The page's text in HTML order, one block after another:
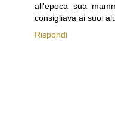
all'epoca sua
consigliava ai suoi
Rispondi